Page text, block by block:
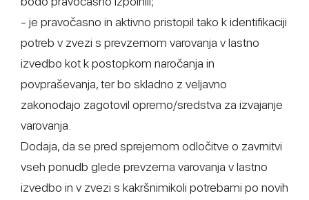
- je pravočasno in aktivno pristopil tako k identifikaciji
potreb v zvezi s prevzemom varovanja v lastno
izvedbo kot k postopkom naročanja in
povpraševanja, ter bo skladno z veljavno
zakonodajo zagotovil opremo/sredstva za izvajanje
varovanja.
Dodaja, da se pred sprejemom odločitve o zavrnitvi
vseh ponudb glede prevzema varovanja v lastno
izvedbo in v zvezi s kakršnimikoli potrebami po novih